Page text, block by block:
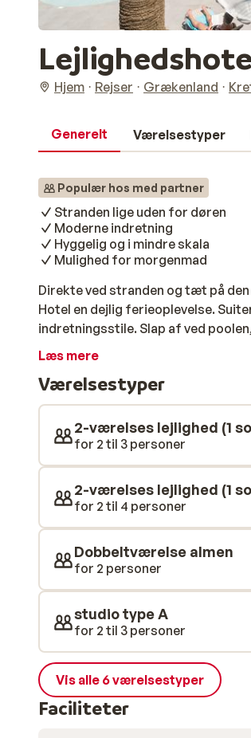
Hjem Rejser Grækenland
Generelt Værelsestyper
Populær hos med partner
Stranden lige uden for døren
Moderne indretning
Hyggelig og i mindre skala
Mulighed for morgenmad
Direkte ved stranden og tæt på
Hotel en dejlig ferieoplevelse.
indretningsstile. Slap af ved
dette kan nydes sammen med en
øen.
Læs mere
Værelsestyper
2-værelses lejlighed (1
for 2 til 3 personer
2-værelses lejlighed (1
for 2 til 4 personer
Dobbeltværelse almen
for 2 personer
studio type A
for 2 til 3 personer
Vis alle 6 værelsestyper
Faciliteter